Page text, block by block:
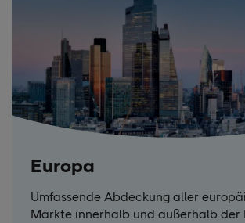
Europa
Umfassende Abdeckung aller
Märkte innerhalb und außerhalb der